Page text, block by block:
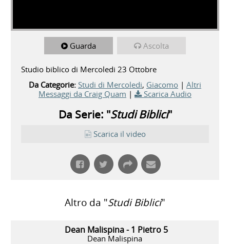
Guarda Ascolta
Studio biblico di Mercoledi 23 Ottobre
Da Categorie: Studi di Mercoledi, Giacomo | Altri
Messaggi da Craig Quam | Scarica Audio
Da Serie: "Studi Biblici"
Scarica il video
Altro da "Studi Biblici"
Dean Malispina - 1 Pietro 5
Dean Malispina